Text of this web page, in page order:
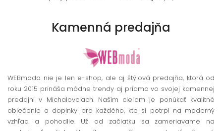
Kamenná predajňa
WEBmoda nie je len e-shop, ale aj štýlová predajňa, ktorá od
roku 2015 prináša módne trendy aj priamo vo svojej kamennej
predajni v Michalovciach. Naším cieľom je ponúkať kvalitné
oblečenie a doplnky pre každého, kto si potrpí na moderný
vzhľad a pohodlie. Už od začiatku sa zameriavame na